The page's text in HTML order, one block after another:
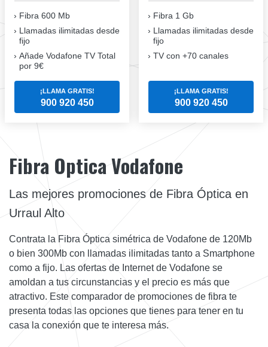
Fibra 600 Mb
Llamadas ilimitadas desde
fijo
Añade Vodafone TV Total
por 9€
¡LLAMA GRATIS!
900 920 450
Fibra 1 Gb
Llamadas ilimitadas desde
fijo
TV con +70 canales
¡LLAMA GRATIS!
900 920 450
Fibra Optica Vodafone
Las mejores promociones de Fibra Óptica en
Urraul Alto
Contrata la Fibra Óptica simétrica de Vodafone de 120Mb
o bien 300Mb con llamadas ilimitadas tanto a Smartphone
como a fijo. Las ofertas de Internet de Vodafone se
amoldan a tus circunstancias y el precio es más que
atractivo. Este comparador de promociones de fibra te
presenta todas las opciones que tienes para tener en tu
casa la conexión que te interesa más.